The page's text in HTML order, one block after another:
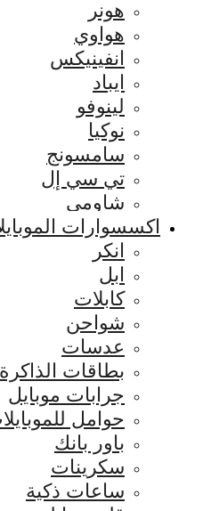
هونر
هواوي
انفينيكس
ايباد
لينوفو
نوكيا
سامسونج
تي سي إل
شاومي
اكسسوارات
انكر
ابل
كابلات
شواحن
عدسات
بطاقات الذاكرة
جرابات موبايل
حوامل
باور بانك
سكرينات
ساعات ذكية